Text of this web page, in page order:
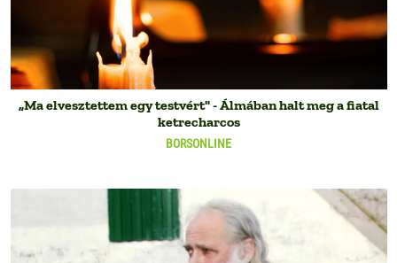
BORSONLINE
„Ma elvesztettem egy testvért" - Álmában halt meg a fiatal
ketrecharcos